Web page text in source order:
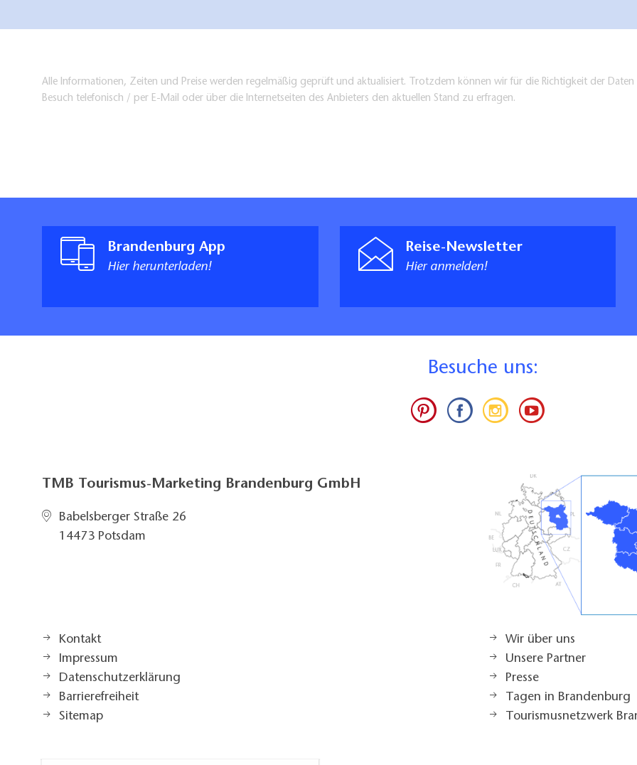
Alle Informationen, Zeiten und Preise werden regelmäßig geprüft und aktualisiert. Trotzdem können wir für die Richtigkeit der
Besuch telefonisch / per E-Mail oder über die Internetseiten des Anbieters den aktuellen Stand zu erfragen.
Brandenburg App
Hier herunterladen!
Reise-Newsletter
Hier anmelden!
Besuche uns:
TMB Tourismus-Marketing Brandenburg GmbH
Babelsberger Straße 26
14473 Potsdam
Kontakt
Impressum
Datenschutzerklärung
Barrierefreiheit
Sitemap
Wir über uns
Unsere Partner
Presse
Tagen in Brandenburg
Tourismusnetzwerk